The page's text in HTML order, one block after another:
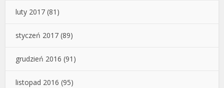
luty 2017 (81)
styczeń 2017 (89)
grudzień 2016 (91)
listopad 2016 (95)